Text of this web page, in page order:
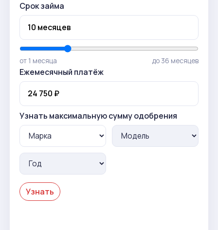
Срок займа
от 1 месяца до 36 месяцев
Ежемесячный платёж
Узнать максимальную сумму одобрения
Узнать